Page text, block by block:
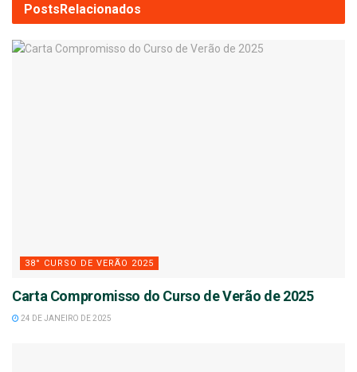
PostsRelacionados
38° CURSO DE VERÃO 2025
Carta Compromisso do Curso de Verão de 2025
24 DE JANEIRO DE 2025